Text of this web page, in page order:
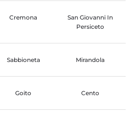
Cremona
San Giovanni In
Persiceto
Sabbioneta Mirandola
Goito Cento